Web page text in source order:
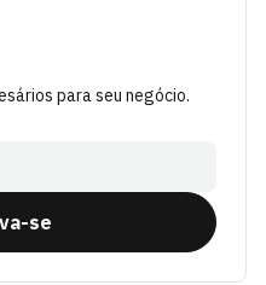
para seu negócio.
se